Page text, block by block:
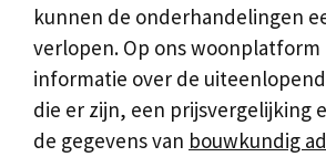
kunnen de onderhandelingen
verlopen. Op ons woonplatform
informatie over de
die er zijn, een prijsvergelijking
de gegevens van bouwkundig